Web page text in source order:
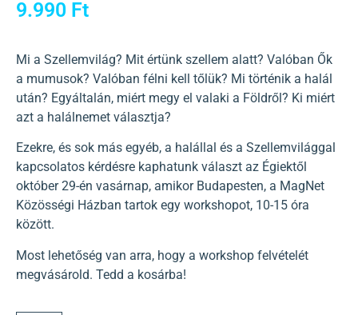
9.990 Ft
Mi a Szellemvilág? Mit értünk szellem alatt? Valóban Ők
a mumusok? Valóban félni kell tőlük? Mi történik a halál
után? Egyáltalán, miért megy el valaki a Földről? Ki miért
azt a halálnemet választja?
Ezekre, és sok más egyéb, a halállal és a Szellemvilággal
kapcsolatos kérdésre kaphatunk választ az Égiektől
október 29-én vasárnap, amikor Budapesten, a MagNet
Közösségi Házban tartok egy workshopot, 10-15 óra
között.
Most lehetőség van arra, hogy a workshop felvételét
megvásárold. Tedd a kosárba!